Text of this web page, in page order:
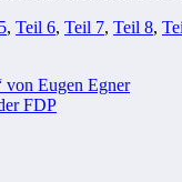
, Teil 6, Teil 7, Teil 8,
von Eugen Egner
FDP